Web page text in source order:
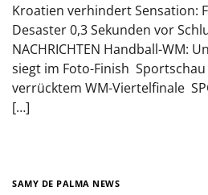
Kroatien verhindert Sensation:
Desaster 0,3 Sekunden vor
NACHRICHTEN Handball-WM:
siegt im Foto-Finish
verrücktem WM-Viertelfinale
[…]
SAMY DE PALMA NEWS